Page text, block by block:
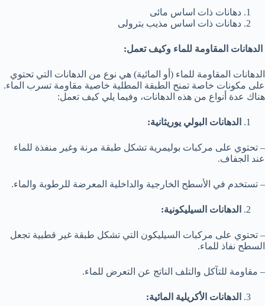
دهانات ذات اساس مائى
دهانات ذات اساس مذيب بترولى
الدهانات المقاومة للماء وكيف تعمل:
الدهانات المقاومة للماء (أو المائية) هي نوع من الدهانات التي تحتوي
على مكونات خاصة تمنح الطبقة المطلية خاصية مقاومة تسرب الماء.
هناك عدة أنواع من هذه الدهانات، وفيما يلي كيف تعمل:
الدهانات البولي يوريثانية:
– تحتوي على مركبات بوليمرية تشكل طبقة مرنة وغير منفذة للماء
عند الجفاف.
– تستخدم في الأسطح الخارجية والداخلية المعرضة للرطوبة والماء.
الدهانات السيليكونية:
– تحتوي على مركبات السيليكون التي تشكل طبقة غير قطبية تجعل
السطح نفاذ للماء.
– مقاومة للتآكل والتلف الناتج عن التعرض للماء.
الدهانات الأكريلية المائية: